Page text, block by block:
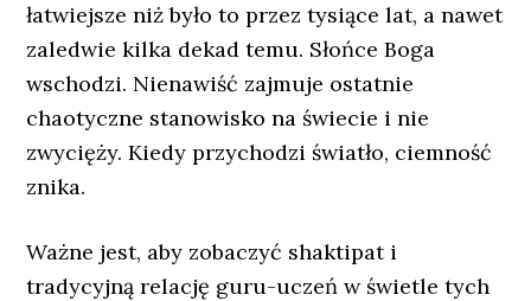
łatwiejsze niż było to przez tysiące lat, a nawet
zaledwie kilka dekad temu. Słońce Boga
wschodzi. Nienawiść zajmuje ostatnie
chaotyczne stanowisko na świecie i nie
zwycięży. Kiedy przychodzi światło, ciemność
znika.
Ważne jest, aby zobaczyć shaktipat i
tradycyjną relację guru-uczeń w świetle tych